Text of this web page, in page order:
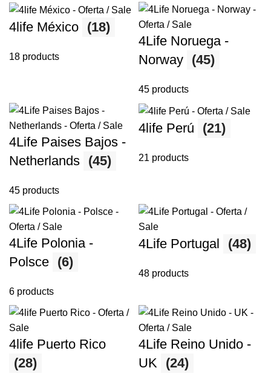
4life México (18)
18 products
4Life Noruega -
Norway (45)
45 products
4Life Paises Bajos -
Netherlands (45)
45 products
4life Perú (21)
21 products
4Life Polonia -
Polsce (6)
6 products
4Life Portugal (48)
48 products
4life Puerto Rico
(28)
4Life Reino Unido -
UK (24)